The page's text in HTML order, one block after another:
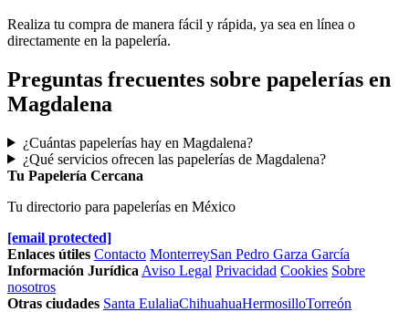
Realiza tu compra de manera fácil y rápida, ya sea en línea o
directamente en la papelería.
Preguntas frecuentes sobre papelerías en
Magdalena
¿Cuántas papelerías hay en Magdalena?
¿Qué servicios ofrecen las papelerías de Magdalena?
Tu Papelería Cercana
Tu directorio para papelerías en México
[email protected]
Enlaces útiles Contacto MonterreySan Pedro Garza García
Información Jurídica Aviso Legal Privacidad Cookies Sobre
nosotros
Otras ciudades Santa EulaliaChihuahuaHermosilloTorreón